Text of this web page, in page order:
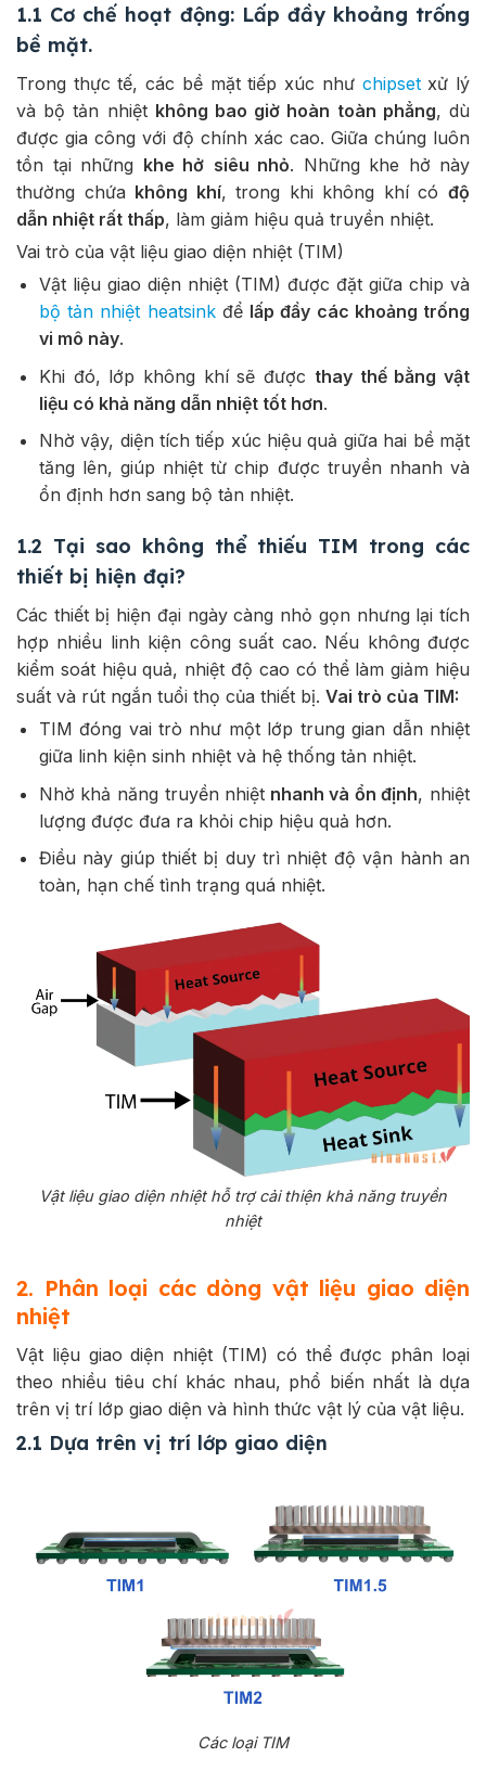
1.1 Cơ chế hoạt động: Lấp đầy khoảng trống
bề mặt.
Trong thực tế, các bề mặt tiếp xúc như chipsetxử lý
và bộ tản nhiệt không bao giờ hoàn toàn phẳng, dù
được gia công với độ chính xác cao. Giữa chúng luôn
tồn tại những khe hở siêu nhỏ. Những khe hở này
thường chứa không khí, trong khi không khí cóđộ
dẫn nhiệt rất thấp, làm giảm hiệu quả truyền nhiệt.
Vai trò của vật liệu giao diện nhiệt (TIM)
Vật liệu giao diện nhiệt (TIM) được đặt giữa chip và
bộ tản nhiệt heatsinkđể lấp đầy các khoảng trống
vi mô này.
Khi đó, lớp không khí sẽ được thay thế bằng vật
liệu có khả năng dẫn nhiệt tốt hơn.
Nhờ vậy, diện tích tiếp xúc hiệu quả giữa hai bề mặt
tăng lên, giúp nhiệt từ chip được truyền nhanh và
ổn định hơn sang bộ tản nhiệt.
1.2 Tại sao không thể thiếu TIM trong các
thiết bị hiện đại?
Các thiết bị hiện đại ngày càng nhỏ gọn nhưng lại tích
hợp nhiều linh kiện công suất cao. Nếu không được
kiểm soát hiệu quả, nhiệt độ cao có thể làm giảm hiệu
suất và rút ngắn tuổi thọ của thiết bị. Vai trò của TIM:
TIM đóng vai trò như một lớp trung gian dẫn nhiệt
giữa linh kiện sinh nhiệt và hệ thống tản nhiệt.
Nhờ khả năng truyền nhiệt nhanh và ổn định, nhiệt
lượng được đưa ra khỏi chip hiệu quả hơn.
Điều này giúp thiết bị duy trì nhiệt độ vận hành an
toàn, hạn chế tình trạng quá nhiệt.
Vật liệu giao diện nhiệt hỗ trợ cải thiện khả năng truyền
nhiệt
2. Phân loại các dòng vật liệu giao diện
nhiệt
Vật liệu giao diện nhiệt (TIM) có thể được phân loại
theo nhiều tiêu chí khác nhau, phổ biến nhất là dựa
trên vị trí lớp giao diện và hình thức vật lý của vật liệu.
2.1 Dựa trên vị trí lớp giao diện
Các loại TIM